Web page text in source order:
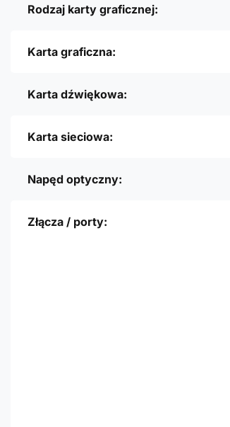
Rodzaj karty graficznej:
Karta graficzna:
Karta dźwiękowa:
Karta sieciowa:
Napęd optyczny:
Złącza / porty: